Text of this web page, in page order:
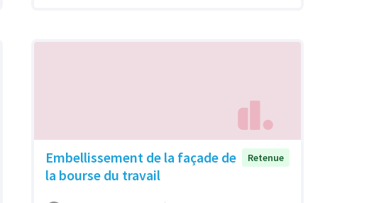
Embellissement de la façade de
la bourse du travail
Retenue